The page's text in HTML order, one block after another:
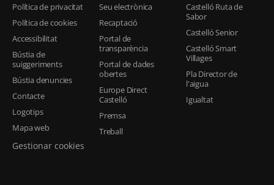
Política de privacitat
Política de cookies
Accessibilitat
Bústia de
suiggeriments
Bústia denuncies
Contacte
Logotips
Mapa web
Gestionar cookies
Seu electrònica
Recaptació
Portal de
transparència
Portal de dades
obertes
Europe Direct
Castelló
Premsa
Treball
Castelló Ruta de
Sabor
Castelló Senior
Castelló Smart
Villages
Pla Director de
l'aigua
Igualtat